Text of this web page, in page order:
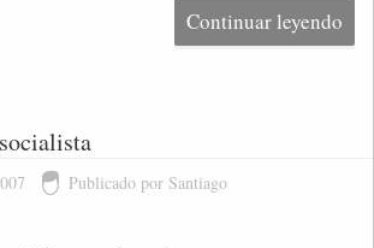
Continuar leyendo
Publicado por Santiago